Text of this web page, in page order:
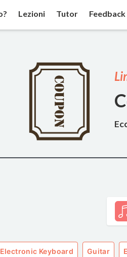
Lezioni Tutor Feedback
Electronic Keyboard Guitar